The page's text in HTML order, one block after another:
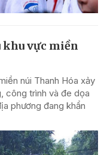
khu vực miền
núi Thanh Hóa xảy
công trình và đe dọa
phương đang khẩn